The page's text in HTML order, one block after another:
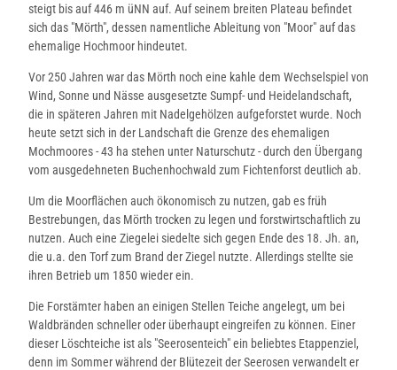
steigt bis auf 446 m üNN auf. Auf seinem breiten Plateau befindet
sich das "Mörth", dessen namentliche Ableitung von "Moor" auf das
ehemalige Hochmoor hindeutet.
Vor 250 Jahren war das Mörth noch eine kahle dem Wechselspiel von
Wind, Sonne und Nässe ausgesetzte Sumpf- und Heidelandschaft,
die in späteren Jahren mit Nadelgehölzen aufgeforstet wurde. Noch
heute setzt sich in der Landschaft die Grenze des ehemaligen
Mochmoores - 43 ha stehen unter Naturschutz - durch den Übergang
vom ausgedehneten Buchenhochwald zum Fichtenforst deutlich ab.
Um die Moorflächen auch ökonomisch zu nutzen, gab es früh
Bestrebungen, das Mörth trocken zu legen und forstwirtschaftlich zu
nutzen. Auch eine Ziegelei siedelte sich gegen Ende des 18. Jh. an,
die u.a. den Torf zum Brand der Ziegel nutzte. Allerdings stellte sie
ihren Betrieb um 1850 wieder ein.
Die Forstämter haben an einigen Stellen Teiche angelegt, um bei
Waldbränden schneller oder überhaupt eingreifen zu können. Einer
dieser Löschteiche ist als "Seerosenteich" ein beliebtes Etappenziel,
denn im Sommer während der Blütezeit der Seerosen verwandelt er